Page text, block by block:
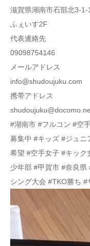
滋賀県湖南市石部北3-1-
ふぇいす2F
代表連絡先
09098754146
メールアドレス
info@shudoujuku.com
携帯アドレス
#湖南市 #フルコン #空
募集中 #キッズ #ジュニ
希望 #空手女子 #キック
少年部 #甲賀市 #奈良
シング大会 #TKO勝ち